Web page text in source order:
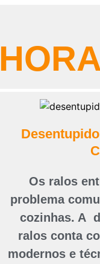
Os ralos
problema
cozinhas. A
ralos conta
modernos e